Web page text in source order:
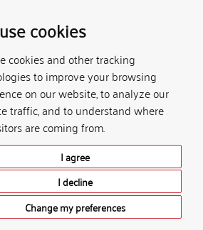
cookies
cookies and other tracking
to improve your browsing
on our website, to analyze our
traffic, and to understand where
are coming from.
I agree
I decline
Change my preferences
použity k
vydávány
jinou
než autora.
shall not
of
other
person